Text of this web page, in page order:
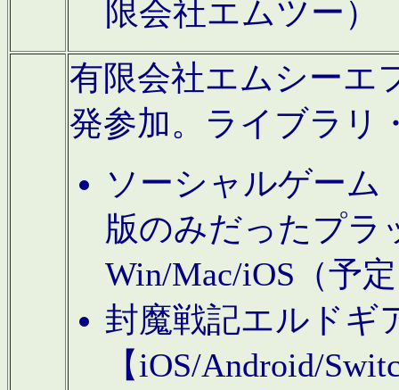
限会社エムツー）
有限会社エムシーエ
発参加。ライブラリ
ソーシャルゲーム
版のみだったプラ
Win/Mac/iOS（予
封魔戦記エルドギ
【iOS/Android/